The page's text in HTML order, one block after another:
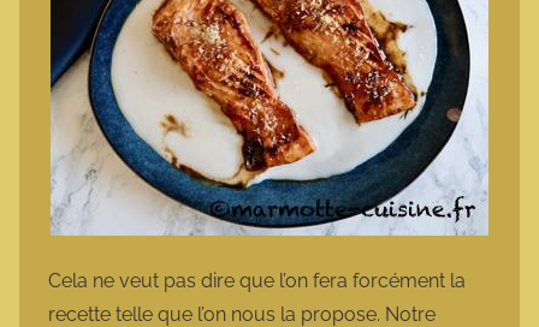
Cela ne veut pas dire que l’on fera forcément la
recette telle que l’on nous la propose. Notre